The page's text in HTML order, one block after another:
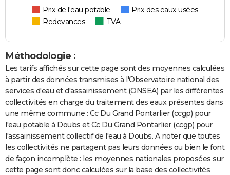
Prix de l'eau potable
Prix des eaux usées
Redevances
TVA
Méthodologie :
Les tarifs affichés sur cette page sont des moyennes calculées
à partir des données transmises à l'Observatoire national des
services d'eau et d'assainissement (ONSEA) par les différentes
collectivités en charge du traitement des eaux présentes dans
une même commune : Cc Du Grand Pontarlier (ccgp) pour
l'eau potable à Doubs et Cc Du Grand Pontarlier (ccgp) pour
l'assainissement collectif de l'eau à Doubs. A noter que toutes
les collectivités ne partagent pas leurs données ou bien le font
de façon incomplète : les moyennes nationales proposées sur
cette page sont donc calculées sur la base des collectivités